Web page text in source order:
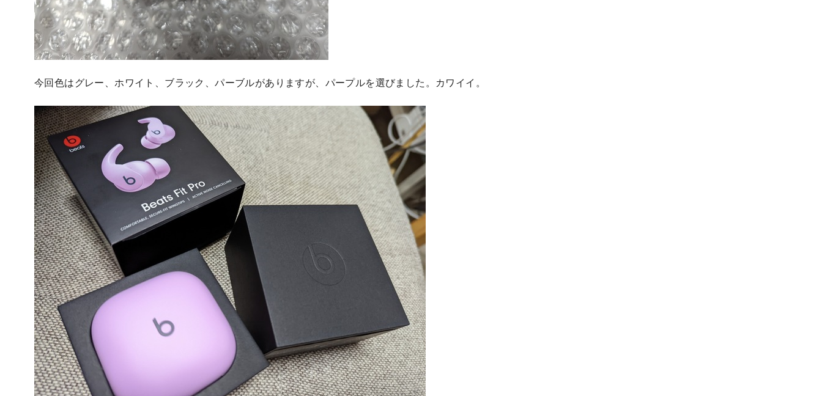
今回色はグレー、ホワイト、ブラック、パーブルがありますが、パープルを選びました。カワイイ。